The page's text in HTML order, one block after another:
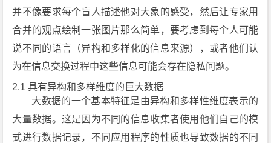
并不像要求每个盲人描述他对大象的感受，然后让专家用
合并的观点绘制一张图片那么简单，要考虑到每个人可能
说不同的语言（异构和多样化的信息来源），或者他们认
为在信息交换过程中这些信息可能会存在隐私问题。
2.1 具有异构和多样维度的巨大数据
大数据的一个基本特征是由异构和多样性维度表示的
大量数据。这是因为不同的信息收集者使用他们自己的模
式进行数据记录，不同应用程序的性质也导致数据的不同